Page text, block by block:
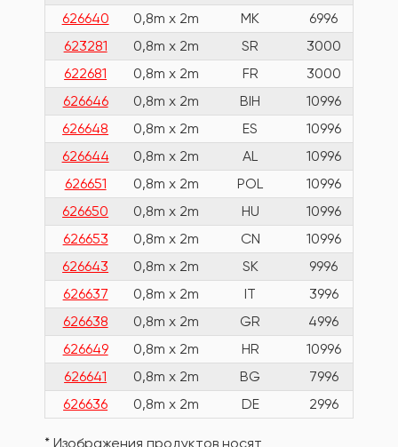
626640
0,8m x 2m MK
6996
623281
0,8m x 2m SR
3000
622681
0,8m x 2m FR
3000
626646
0,8m x 2m BIH
10996
626648
0,8m x 2m ES
10996
626644
0,8m x 2m AL
10996
626651
0,8m x 2m POL
10996
626650
0,8m x 2m HU
10996
626653
0,8m x 2m CN
10996
626643
0,8m x 2m SK
9996
626637
0,8m x 2m IT
3996
626638
0,8m x 2m GR
4996
626649
0,8m x 2m HR
10996
626641
0,8m x 2m BG
7996
626636
0,8m x 2m DE 2996
* Изображения продуктов носят